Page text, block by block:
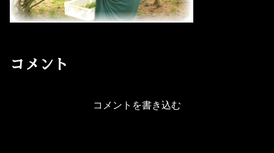
コメント
コメントを書き込む